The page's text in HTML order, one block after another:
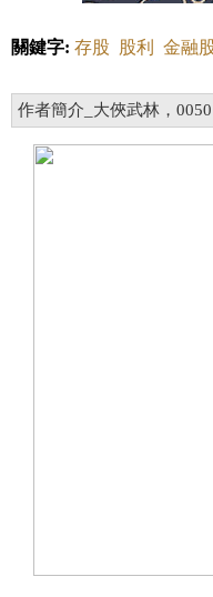
關鍵字: 存股 股利 金融
作者簡介_大俠武林，0050